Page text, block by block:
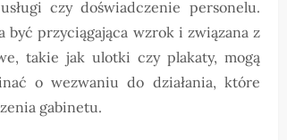
czy doświadczenie personelu.
przyciągająca wzrok i związana z
takie jak ulotki czy plakaty, mogą
o wezwaniu do działania, które
gabinetu.